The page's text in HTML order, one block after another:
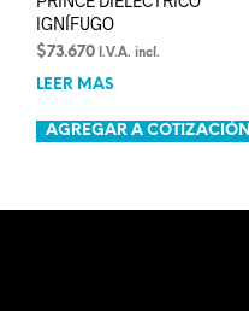
IGNÍFUGO
$73.670 I.V.A. incl.
LEER MÁS
AGREGAR A COTIZACIÓN